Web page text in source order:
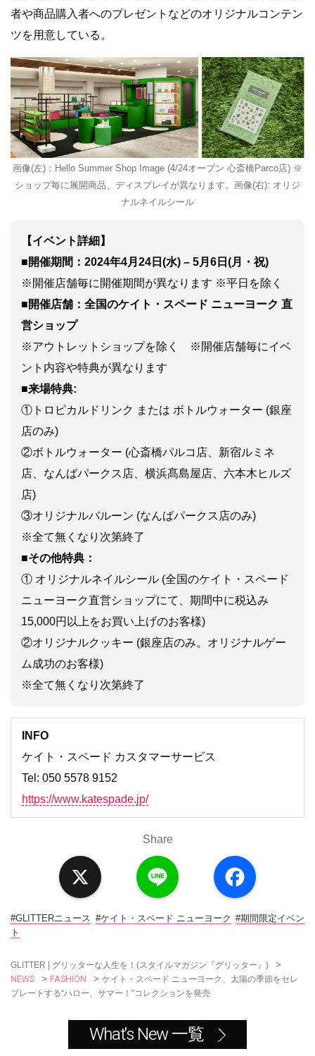
者や商品購入者へのプレゼントなどのオリジナルコンテン
ツを用意している。
画像(左)：Hello Summer Shop Image (4/24オープン 心斎橋Parco店) ※
ショップ毎に展開商品、ディスプレイが異なります。画像(右): オリジ
ナルネイルシール
【イベント詳細】
■開催期間：2024年4月24日(水) – 5月6日(月・祝)
※開催店舗毎に開催期間が異なります ※平日を除く
■開催店舗：全国のケイト・スペード ニューヨーク 直
営ショップ
※アウトレットショップを除く ※開催店舗毎にイベ
ント内容や特典が異なります
■来場特典:
①トロピカルドリンク または ボトルウォーター (銀座
店のみ)
②ボトルウォーター (心斎橋パルコ店、新宿ルミネ
店、なんばパークス店、横浜髙島屋店、六本木ヒルズ
店)
③オリジナルバルーン (なんばパークス店のみ)
※全て無くなり次第終了
■その他特典：
① オリジナルネイルシール (全国のケイト・スペード
ニューヨーク直営ショップにて、期間中に税込み
15,000円以上をお買い上げのお客様)
②オリジナルクッキー (銀座店のみ。オリジナルゲー
ム成功のお客様)
※全て無くなり次第終了
INFO
ケイト・スペード カスタマーサービス
Tel: 050 5578 9152
https://www.katespade.jp/
Share
a
c
o
#GLITTERニュース #ケイト・スペード ニューヨーク #期間限定イベン
ト
GLITTER | グリッターな人生を！(スタイルマガジン『グリッター』) >
NEWS > FASHION > ケイト・スペード ニューヨーク、太陽の季節をセレ
ブレートする“ハロー、サマー！”コレクションを発売
What's New 一覧